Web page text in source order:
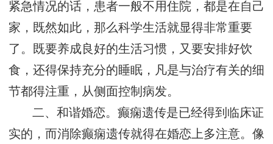
紧急情况的话，患者一般不用住院，都是在自己
家，既然如此，那么科学生活就显得非常重要
了。既要养成良好的生活习惯，又要安排好饮
食，还得保持充分的睡眠，凡是与治疗有关的细
节都得注重，从侧面控制病发。
二、和谐婚恋。癫痫遗传是已经得到临床证
实的，而消除癫痫遗传就得在婚恋上多注意。像